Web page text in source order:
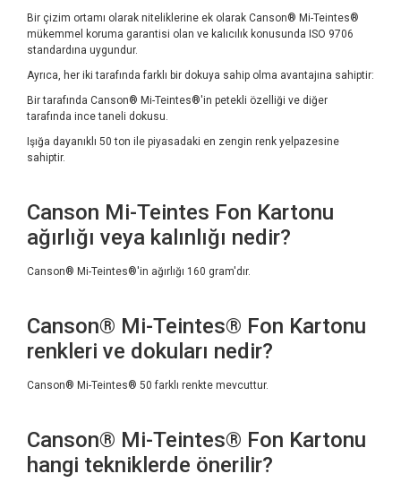
Bir çizim ortamı olarak niteliklerine ek olarak Canson® Mi-Teintes®
mükemmel koruma garantisi olan ve kalıcılık konusunda ISO 9706
standardına uygundur.
Ayrıca, her iki tarafında farklı bir dokuya sahip olma avantajına sahiptir:
Bir tarafında Canson® Mi-Teintes®'in petekli özelliği ve diğer
tarafında ince taneli dokusu.
Işığa dayanıklı 50 ton ile piyasadaki en zengin renk yelpazesine
sahiptir.
Canson Mi-Teintes Fon Kartonu
ağırlığı veya kalınlığı nedir?
Canson® Mi-Teintes®'in ağırlığı 160 gram'dır.
Canson® Mi-Teintes® Fon Kartonu
renkleri ve dokuları nedir?
Canson® Mi-Teintes® 50 farklı renkte mevcuttur.
Canson® Mi-Teintes® Fon Kartonu
hangi tekniklerde önerilir?